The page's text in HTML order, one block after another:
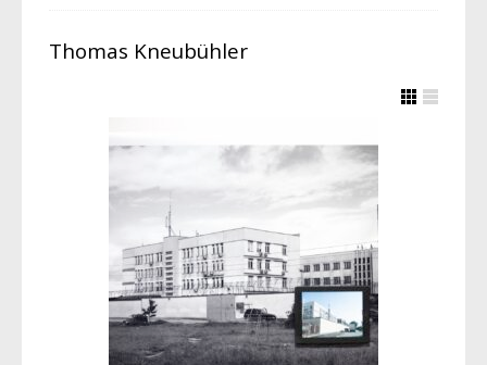
Thomas Kneubühler